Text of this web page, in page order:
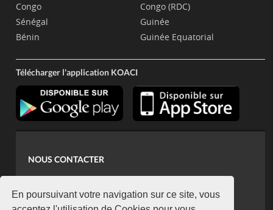
En poursuivant votre navigation sur ce site, vous
Congo
Sénégal
Bénin
Congo (RDC)
Guinée
Guinée Equatorial
Télécharger l'application KOACI
NOUS CONTACTER
koaci@yahoo.fr